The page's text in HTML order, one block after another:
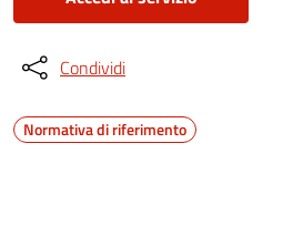
Condividi
Normativa di riferimento